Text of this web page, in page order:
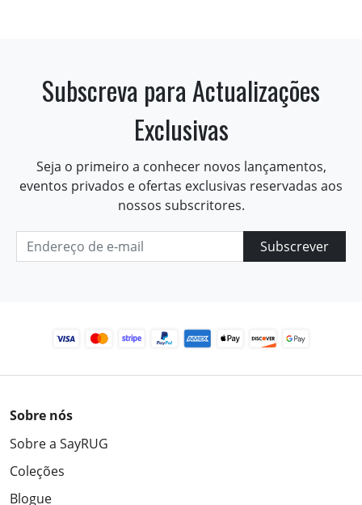
Subscreva para Actualizações
Exclusivas
Seja o primeiro a conhecer novos lançamentos,
eventos privados e ofertas exclusivas reservadas aos
nossos subscritores.
Subscrever
Sobre nós
Sobre a SayRUG
Coleções
Blogue